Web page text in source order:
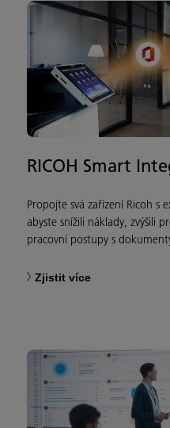
RICOH Smart
Propojte svá zařízení Ricoh s
abyste snížili náklady, zvýšili
pracovní postupy s
Zjistit více